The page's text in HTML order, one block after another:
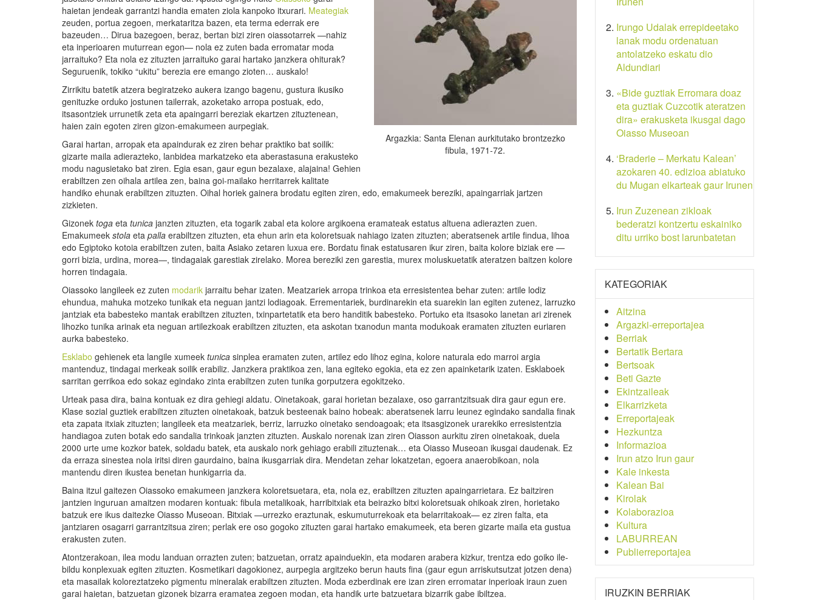
Argazkia: Santa Elenan aurkitutako brontzezko
fibula, 1971-72.
haietan jendeak garrantzi handia ematen ziola kanpoko itxurari. Meategiak
zeuden, portua zegoen, merkataritza bazen, eta terma ederrak ere
bazeuden… Dirua bazegoen, beraz, bertan bizi ziren oiassotarrek —nahiz
eta inperioaren muturrean egon— nola ez zuten bada erromatar moda
jarraituko? Eta nola ez zituzten jarraituko garai hartako janzkera ohiturak?
Seguruenik, tokiko “ukitu” berezia ere emango zioten… auskalo!
Zirrikitu batetik atzera begiratzeko aukera izango bagenu, gustura ikusiko
genituzke orduko jostunen tailerrak, azoketako arropa postuak, edo,
itsasontziek urrunetik zeta eta apaingarri bereziak ekartzen zituztenean,
haien zain egoten ziren gizon-emakumeen aurpegiak.
Garai hartan, arropak eta apaindurak ez ziren behar praktiko bat soilik:
gizarte maila adierazteko, lanbidea markatzeko eta aberastasuna erakusteko
modu nagusietako bat ziren. Egia esan, gaur egun bezalaxe, alajaina! Gehien
erabiltzen zen oihala artilea zen, baina goi-mailako herritarrek kalitate
handiko ehunak erabiltzen zituzten. Oihal horiek gainera brodatu egiten ziren, edo, emakumeek bereziki, apaingarriak jartzen
zizkieten.
Gizonek toga eta tunica janzten zituzten, eta togarik zabal eta kolore argikoena eramateak estatus altuena adierazten zuen.
Emakumeek stola eta palla erabiltzen zituzten, eta ehun arin eta koloretsuak nahiago izaten zituzten; aberatsenek artile findua, lihoa
edo Egiptoko kotoia erabiltzen zuten, baita Asiako zetaren luxua ere. Bordatu finak estatusaren ikur ziren, baita kolore biziak ere —
gorri bizia, urdina, morea—, tindagaiak garestiak zirelako. Morea bereziki zen garestia, murex moluskuetatik ateratzen baitzen kolore
horren tindagaia.
Oiassoko langileek ez zuten modarik jarraitu behar izaten. Meatzariek arropa trinkoa eta erresistentea behar zuten: artile lodiz
ehundua, mahuka motzeko tunikak eta neguan jantzi lodiagoak. Errementariek, burdinarekin eta suarekin lan egiten zutenez, larruzko
jantziak eta babesteko mantak erabiltzen zituzten, txinpartetatik eta bero handitik babesteko. Portuko eta itsasoko lanetan ari zirenek
lihozko tunika arinak eta neguan artilezkoak erabiltzen zituzten, eta askotan txanodun manta modukoak eramaten zituzten euriaren
aurka babesteko.
Esklabo gehienek eta langile xumeek tunica sinplea eramaten zuten, artilez edo lihoz egina, kolore naturala edo marroi argia
mantenduz, tindagai merkeak soilik erabiliz. Janzkera praktikoa zen, lana egiteko egokia, eta ez zen apainketarik izaten. Esklaboek
sarritan gerrikoa edo sokaz egindako zinta erabiltzen zuten tunika gorputzera egokitzeko.
Urteak pasa dira, baina kontuak ez dira gehiegi aldatu. Oinetakoak, garai horietan bezalaxe, oso garrantzitsuak dira gaur egun ere.
Klase sozial guztiek erabiltzen zituzten oinetakoak, batzuk besteenak baino hobeak: aberatsenek larru leunez egindako sandalia finak
eta zapata itxiak zituzten; langileek eta meatzariek, berriz, larruzko oinetako sendoagoak; eta itsasgizonek urarekiko erresistentzia
handiagoa zuten botak edo sandalia trinkoak janzten zituzten. Auskalo norenak izan ziren Oiasson aurkitu ziren oinetakoak, duela
2000 urte ume kozkor batek, soldadu batek, eta auskalo nork gehiago erabili zituztenak… eta Oiasso Museoan ikusgai daudenak. Ez
da erraza sinestea nola iritsi diren gaurdaino, baina ikusgarriak dira. Mendetan zehar lokatzetan, egoera anaerobikoan, nola
mantendu diren ikustea benetan hunkigarria da.
Baina itzul gaitezen Oiassoko emakumeen janzkera koloretsuetara, eta, nola ez, erabiltzen zituzten apaingarrietara. Ez baitziren
jantzien inguruan amaitzen modaren kontuak: fibula metalikoak, harribitxiak eta beirazko bitxi koloretsuak ohikoak ziren, horietako
batzuk ere ikus daitezke Oiasso Museoan. Bitxiak —urrezko eraztunak, eskumuturrekoak eta belarritakoak— ez ziren falta, eta
jantziaren osagarri garrantzitsua ziren; perlak ere oso gogoko zituzten garai hartako emakumeek, eta beren gizarte maila eta gustua
erakusten zuten.
Atontzerakoan, ilea modu landuan orrazten zuten; batzuetan, orratz apainduekin, eta modaren arabera kizkur, trentza edo goiko ile-
bildu konplexuak egiten zituzten. Kosmetikari dagokionez, aurpegia argitzeko berun hauts fina (gaur egun arriskutsutzat jotzen dena)
eta masailak koloreztatzeko pigmentu mineralak erabiltzen zituzten. Moda ezberdinak ere izan ziren erromatar inperioak iraun zuen
garai haietan, batzuetan gizonek bizarra eramatea zegoen modan, eta handik urte batzuetara bizarrik gabe ibiltzea.
Irungo Udalak errepideetako
lanak modu ordenatuan
antolatzeko eskatu dio
Aldundiari
«Bide guztiak Erromara doaz
eta guztiak Cuzcotik ateratzen
dira» erakusketa ikusgai dago
Oiasso Museoan
‘Braderie – Merkatu Kalean’
azokaren 40. edizioa abiatuko
du Mugan elkarteak gaur Irunen
Irun Zuzenean zikloak
bederatzi kontzertu eskainiko
ditu urriko bost larunbatetan
KATEGORIAK
Aitzina
Argazki-erreportajea
Berriak
Bertatik Bertara
Bertsoak
Beti Gazte
Ekintzaileak
Elkarrizketa
Erreportajeak
Hezkuntza
Informazioa
Irun atzo Irun gaur
Kale inkesta
Kalean Bai
Kirolak
Kolaborazioa
Kultura
LABURREAN
Publierreportajea
IRUZKIN BERRIAK